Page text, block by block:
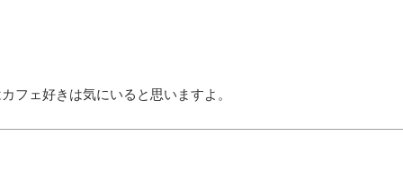
フェ好きは気にいると思いますよ。